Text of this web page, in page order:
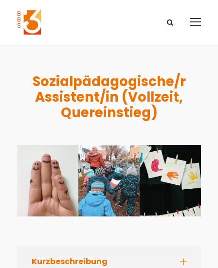
Sozialpädagogische/r
Assistent/in (Vollzeit,
Quereinstieg)
Kurzbeschreibung